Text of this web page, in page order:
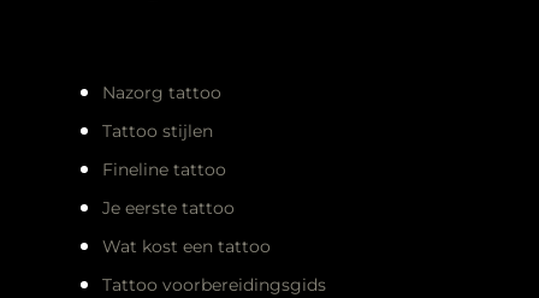
Nazorg tattoo
Tattoo stijlen
Fineline tattoo
Je eerste tattoo
Wat kost een tattoo
Tattoo voorbereidingsgids